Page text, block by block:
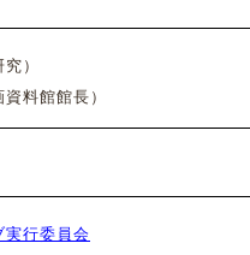
）
料館館長）
実行委員会